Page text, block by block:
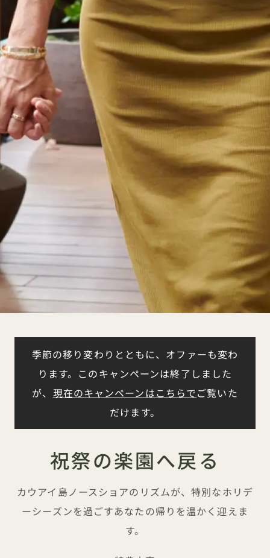
季節の移り変わりとともに、オファーも変わ
ります。このキャンペーンは終了しました
が、 現在のキャンペーンはこちらでご覧いた
だけます。
祝祭の楽園へ戻る
カウアイ島ノースショアのリズムが、特別なホリデ
ーシーズンを過ごすあなたの帰りを温かく迎えま
す。